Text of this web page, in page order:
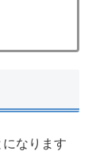
なります